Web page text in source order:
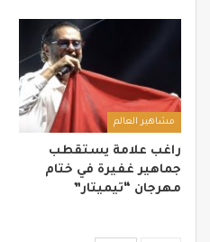
مشاهير العالم
راغب علامة يستقطب
جماهير غفيرة في ختام
مهرجان “تيميتار”